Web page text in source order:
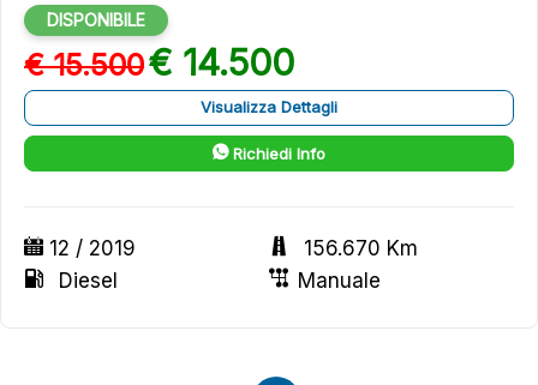
DISPONIBILE
€ 15.500€ 14.500
Visualizza Dettagli
Richiedi Info
12 / 2019
156.670 Km
Diesel
Manuale